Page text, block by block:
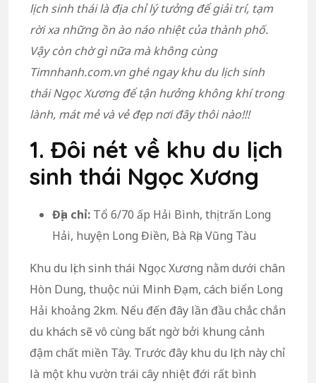
lịch sinh thái là địa chỉ lý tưởng để giải trí, tạm
rời xa những ồn ào náo nhiệt của thành phố.
Vậy còn chờ gì nữa mà không cùng
Timnhanh.com.vn ghé ngay khu du lịch sinh
thái Ngọc Xương để tận hưởng không khí trong
lành, mát mẻ và vẻ đẹp nơi đây thôi nào!!!
1. Đôi nét về khu du lịch
sinh thái Ngọc Xương
Địa chỉ: Tổ 6/70 ấp Hải Bình, thị trấn Long
Hải, huyện Long Điền, Bà Rịa Vũng Tàu
Khu du lịch sinh thái Ngọc Xương nằm dưới chân
Hòn Dung, thuộc núi Minh Đạm, cách biển Long
Hải khoảng 2km. Nếu đến đây lần đầu chắc chắn
du khách sẽ vô cùng bất ngờ bởi khung cảnh
đậm chất miền Tây. Trước đây khu du lịch này chỉ
là một khu vườn trái cây nhiệt đới rất bình